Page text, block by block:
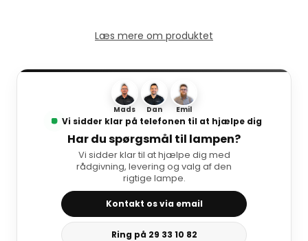
Læs mere om produktet
Mads Dan Emil
Vi sidder klar på telefonen til at hjælpe dig
Har du spørgsmål til lampen?
Vi sidder klar til at hjælpe dig med
rådgivning, levering og valg af den
rigtige lampe.
Kontakt os via email
Ring på 29 33 10 82